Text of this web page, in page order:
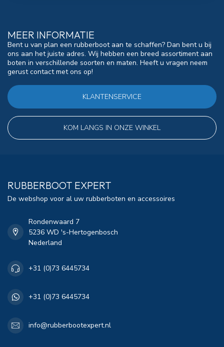
MEER INFORMATIE
Bent u van plan een rubberboot aan te schaffen? Dan bent u bij
ons aan het juiste adres. Wij hebben een breed assortiment aan
boten in verschillende soorten en maten. Heeft u vragen neem
gerust contact met ons op!
KLANTENSERVICE
KOM LANGS IN ONZE WINKEL
RUBBERBOOT EXPERT
De webshop voor al uw rubberboten en accessoires
Rondenwaard 7
5236 WD 's-Hertogenbosch
Nederland
+31 (0)73 6445734
+31 (0)73 6445734
info@rubberbootexpert.nl